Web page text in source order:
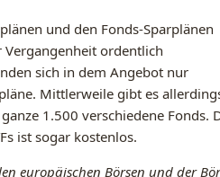
und den Fonds-Sparplänen
ordentlich
sich in dem Angebot nur
Mittlerweile gibt es
1.500 verschiedene Fonds.
ist sogar kostenlos.
europäischen Börsen und der